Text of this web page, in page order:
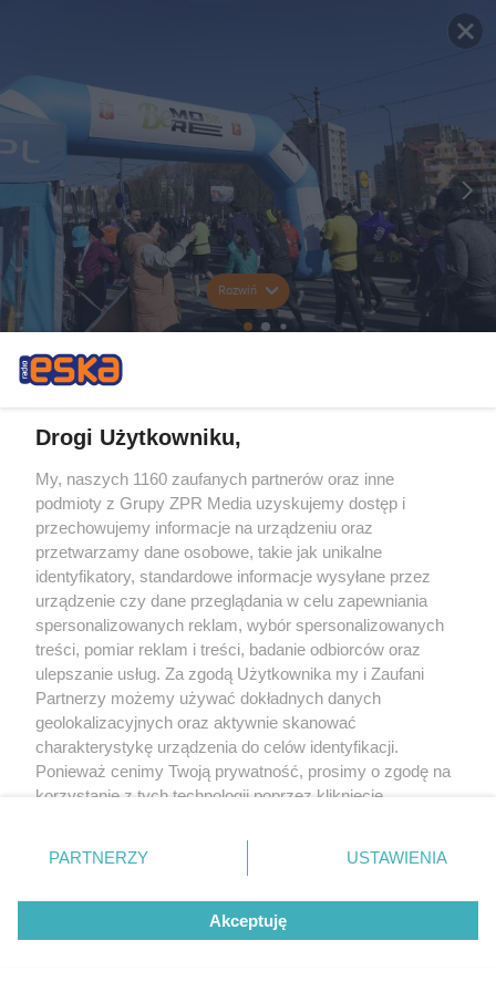
Rozwiń
Drogi Użytkowniku,
My, naszych 1160 zaufanych partnerów oraz inne
podmioty z Grupy ZPR Media uzyskujemy dostęp i
przechowujemy informacje na urządzeniu oraz
przetwarzamy dane osobowe, takie jak unikalne
identyfikatory, standardowe informacje wysyłane przez
urządzenie czy dane przeglądania w celu zapewniania
spersonalizowanych reklam, wybór spersonalizowanych
treści, pomiar reklam i treści, badanie odbiorców oraz
ulepszanie usług. Za zgodą Użytkownika my i Zaufani
Partnerzy możemy używać dokładnych danych
geolokalizacyjnych oraz aktywnie skanować
charakterystykę urządzenia do celów identyfikacji.
Ponieważ cenimy Twoją prywatność, prosimy o zgodę na
korzystanie z tych technologii poprzez kliknięcie
zmienić/wycofać klikając przycisk ustawień prywatności
znajdujący się w lewym dolnym rogu strony
rodzaje przetwarzania danych nie wymagają zgody
użytkownika, ale masz prawo sprzeciwić się takiemu
przetwarzaniu. Preferencje będą miały zastosowanie tylko
PARTNERZY USTAWIENIA
Akceptuję